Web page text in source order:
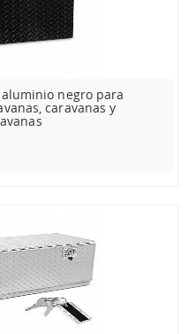
negro para
caravanas y